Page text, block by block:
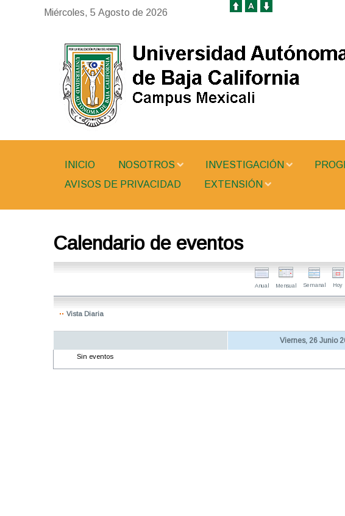
Miércoles, 5 Agosto de 2026
INICIO NOSOTROS INVESTIGACIÓN
AVISOS DE PRIVACIDAD
EXTENSIÓN
Calendario de eventos
Anual Mensual Semanal Hoy
Vista Diaria
Viernes, 26 Junio
Sin eventos